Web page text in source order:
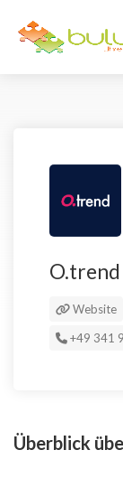
Website
+49 341
Überblick